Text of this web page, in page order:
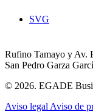
SVG
Rufino Tamayo y Av.
San Pedro Garza
© 2026. EGADE
Aviso legal Aviso de